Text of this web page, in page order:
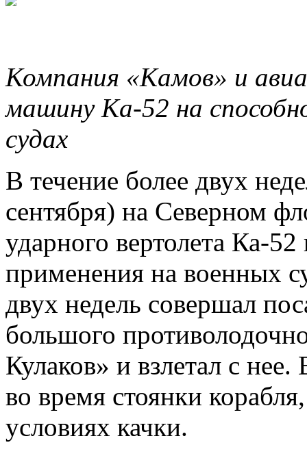
Компания «Камов» и
машину Ка-52 на
судах
В течение более двух
сентября) на Северном
ударного вертолета Ка-
применения на военных
двух недель совершал
большого
Кулаков» и взлетал с
во время стоянки
условиях качки.